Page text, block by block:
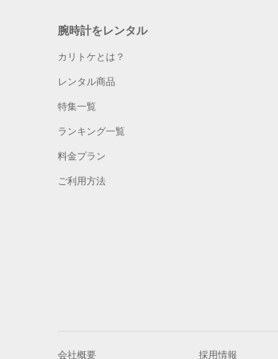
腕時計をレンタル
カリトケとは？
レンタル商品
特集一覧
ランキング一覧
料金プラン
ご利用方法
会社概要 採用情報